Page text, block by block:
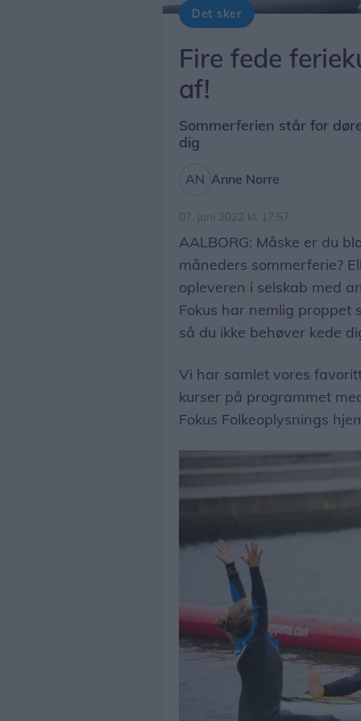
Det sker
Fire fede
af!
Sommerferien står for
dig
Anne Norre
07. juni 2022 kl. 17.57
AALBORG: Måske er du
måneders sommerferie?
opleveren i selskab med
Fokus har nemlig proppet
så du ikke behøver kede
Vi har samlet vores
kurser på programmet
Fokus Folkeoplysnings